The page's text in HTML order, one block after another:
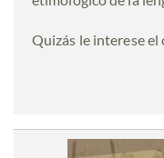
Quizás le interese el